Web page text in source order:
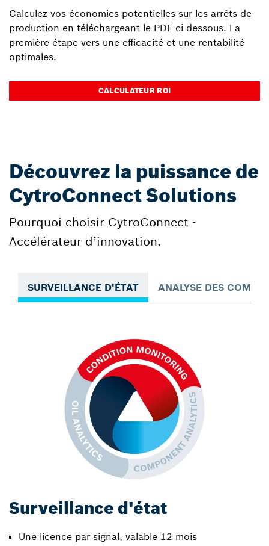
Calculez vos économies potentielles sur les arrêts de
production en téléchargeant le PDF ci-dessous. La
première étape vers une efficacité et une rentabilité
optimales.
CALCULATEUR ROI
Découvrez la puissance de
CytroConnect Solutions
Pourquoi choisir CytroConnect -
Accélérateur d’innovation.
SURVEILLANCE D'ÉTAT ANALYSE DES
Surveillance d'état
Une licence par signal, valable 12 mois